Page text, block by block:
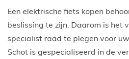
Een elektrische fiets kopen
beslissing te zijn. Daarom is het
specialist raad te plegen voor
Schot is gespecialiseerd in de